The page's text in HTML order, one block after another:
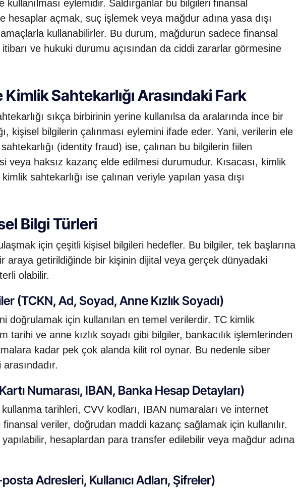
kullanılması eylemidir. Saldırganlar bu bilgileri finansal
hesaplar açmak, suç işlemek veya mağdur adına yasa dışı
kullanabilirler. Bu durum, mağdurun sadece finansal
ve hukuki durumu açısından da ciddi zararlar görmesine
Kimlik Sahtekarlığı Arasındaki Fark
sıkça birbirinin yerine kullanılsa da aralarında ince bir
kişisel bilgilerin çalınması eylemini ifade eder. Yani, verilerin ele
(identity fraud) ise, çalınan bu bilgilerin fiilen
veya haksız kazanç elde edilmesi durumudur. Kısacası, kimlik
kimlik sahtekarlığı ise çalınan veriyle yapılan yasa dışı
Bilgi Türleri
için çeşitli kişisel bilgileri hedefler. Bu bilgiler, tek başlarına
araya getirildiğinde bir kişinin dijital veya gerçek dünyadaki
olabilir.
(TCKN, Ad, Soyad, Anne Kızlık Soyadı)
doğrulamak için kullanılan en temel verilerdir. TC kimlik
tarihi ve anne kızlık soyadı gibi bilgiler, bankacılık işlemlerinden
kadar pek çok alanda kilit rol oynar. Bu nedenle siber
Numarası, IBAN, Banka Hesap Detayları)
tarihleri, CVV kodları, IBAN numaraları ve internet
finansal veriler, doğrudan maddi kazanç sağlamak için kullanılır.
hesaplardan para transfer edilebilir veya mağdur adına
Adresleri, Kullanıcı Adları, Şifreler)